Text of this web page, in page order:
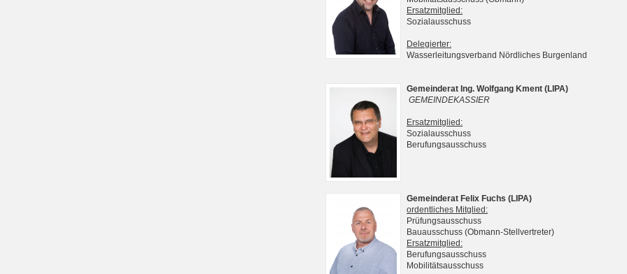
Ersatzmitglied:
Sozialausschuss
Delegierter:
Wasserleitungsverband Nördliches Burgenland
Gemeinderat Ing. Wolfgang Kment (LIPA)
GEMEINDEKASSIER
Ersatzmitglied:
Sozialausschuss
Berufungsausschuss
Gemeinderat Felix Fuchs (LIPA)
ordentliches Mitglied:
Prüfungsausschuss
Bauausschuss (Obmann-Stellvertreter)
Ersatzmitglied:
Berufungsausschuss
Mobilitätsausschuss